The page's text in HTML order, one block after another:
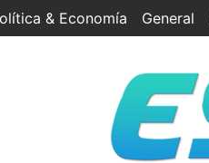
& Economía General